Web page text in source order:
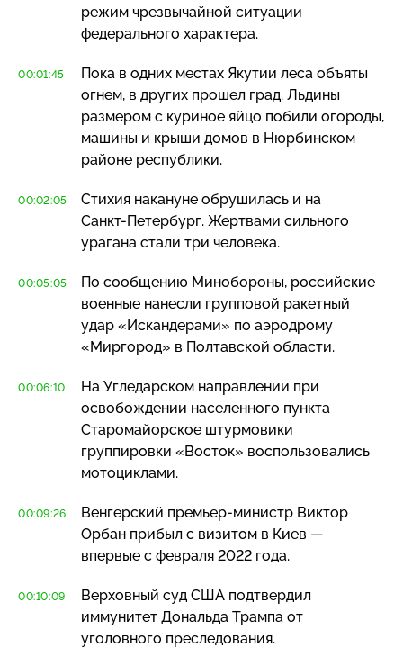
режим чрезвычайной ситуации
федерального характера.
00:01:45
Пока в одних местах Якутии леса объяты
огнем, в других прошел град. Льдины
размером с куриное яйцо побили огороды,
машины и крыши домов в Нюрбинском
районе республики.
00:02:05
Стихия накануне обрушилась и на
Санкт-Петербург. Жертвами сильного
урагана стали три человека.
00:05:05
По сообщению Минобороны, российские
военные нанесли групповой ракетный
удар «Искандерами» по аэродрому
«Миргород» в Полтавской области.
00:06:10
На Угледарском направлении при
освобождении населенного пункта
Старомайорское штурмовики
группировки «Восток» воспользовались
мотоциклами.
00:09:26 Венгерский премьер-министр Виктор
Орбан прибыл с визитом в Киев —
впервые с февраля 2022 года.
00:10:09
Верховный суд США подтвердил
иммунитет Дональда Трампа от
уголовного преследования.